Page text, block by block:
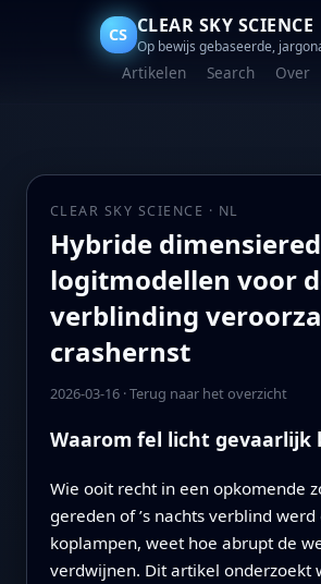
CS CLEAR SKY SCIENCE
Op bewijs gebaseerde,
Artikelen Search Over
CLEAR SKY SCIENCE · NL
Hybride
logitmodellen voor
verblinding
crashernst
2026-03-16·Terug naar het overzicht
Waarom fel licht gevaarlijk
Wie ooit recht in een opkomende
gereden of ’s nachts verblind
koplampen, weet hoe abrupt de
verdwijnen. Dit artikel onderzoekt